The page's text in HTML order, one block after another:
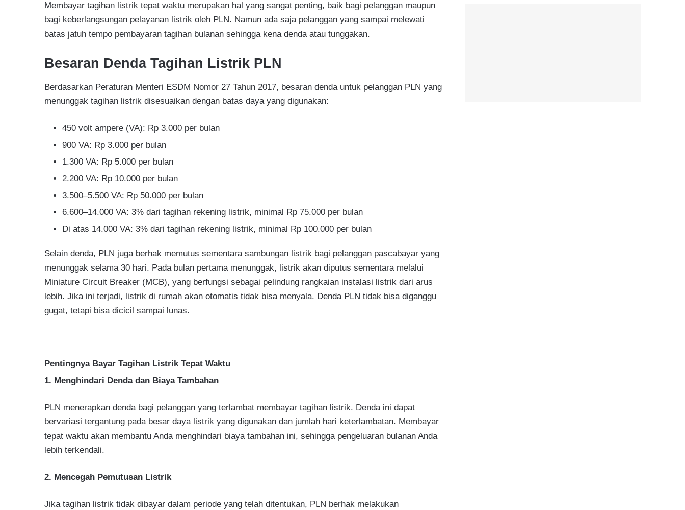
Membayar tagihan listrik tepat waktu merupakan hal yang sangat penting, baik bagi pelanggan maupun
bagi keberlangsungan pelayanan listrik oleh PLN. Namun ada saja pelanggan yang sampai melewati
batas jatuh tempo pembayaran tagihan bulanan sehingga kena denda atau tunggakan.
Besaran Denda Tagihan Listrik PLN
Berdasarkan Peraturan Menteri ESDM Nomor 27 Tahun 2017, besaran denda untuk pelanggan PLN yang
menunggak tagihan listrik disesuaikan dengan batas daya yang digunakan:
450 volt ampere (VA): Rp 3.000 per bulan
900 VA: Rp 3.000 per bulan
1.300 VA: Rp 5.000 per bulan
2.200 VA: Rp 10.000 per bulan
3.500–5.500 VA: Rp 50.000 per bulan
6.600–14.000 VA: 3% dari tagihan rekening listrik, minimal Rp 75.000 per bulan
Di atas 14.000 VA: 3% dari tagihan rekening listrik, minimal Rp 100.000 per bulan
Selain denda, PLN juga berhak memutus sementara sambungan listrik bagi pelanggan pascabayar yang
menunggak selama 30 hari. Pada bulan pertama menunggak, listrik akan diputus sementara melalui
Miniature Circuit Breaker (MCB), yang berfungsi sebagai pelindung rangkaian instalasi listrik dari arus
lebih. Jika ini terjadi, listrik di rumah akan otomatis tidak bisa menyala. Denda PLN tidak bisa diganggu
gugat, tetapi bisa dicicil sampai lunas.
Pentingnya Bayar Tagihan Listrik Tepat Waktu
1. Menghindari Denda dan Biaya Tambahan
PLN menerapkan denda bagi pelanggan yang terlambat membayar tagihan listrik. Denda ini dapat
bervariasi tergantung pada besar daya listrik yang digunakan dan jumlah hari keterlambatan. Membayar
tepat waktu akan membantu Anda menghindari biaya tambahan ini, sehingga pengeluaran bulanan Anda
lebih terkendali.
2. Mencegah Pemutusan Listrik
Jika tagihan listrik tidak dibayar dalam periode yang telah ditentukan, PLN berhak melakukan